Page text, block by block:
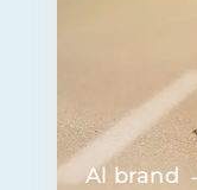
Al brand